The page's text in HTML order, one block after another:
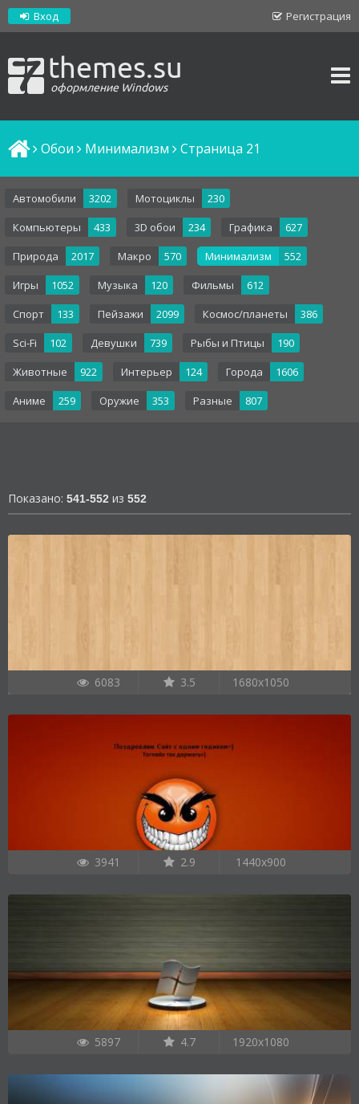
Регистрация
Вход
themes.su
оформление Windows
Обои Минимализм Cтраница 21
Автомобили 3202 Мотоциклы
230
Компьютеры
433 3D обои 234 Графика
627
Природа
2017 Макро 570 Минимализм
552
Игры
1052 Музыка 120 Фильмы
612
Спорт
133 Пейзажи 2099 Космос/планеты
386
Sci-Fi
102 Девушки 739 Рыбы и Птицы
190
Животные
922 Интерьер 124 Города
1606
Аниме
259 Оружие 353 Разные 807
Показано: 541-552 из 552
6083 3.5 1680x1050
3941 2.9 1440x900
5897 4.7 1920x1080